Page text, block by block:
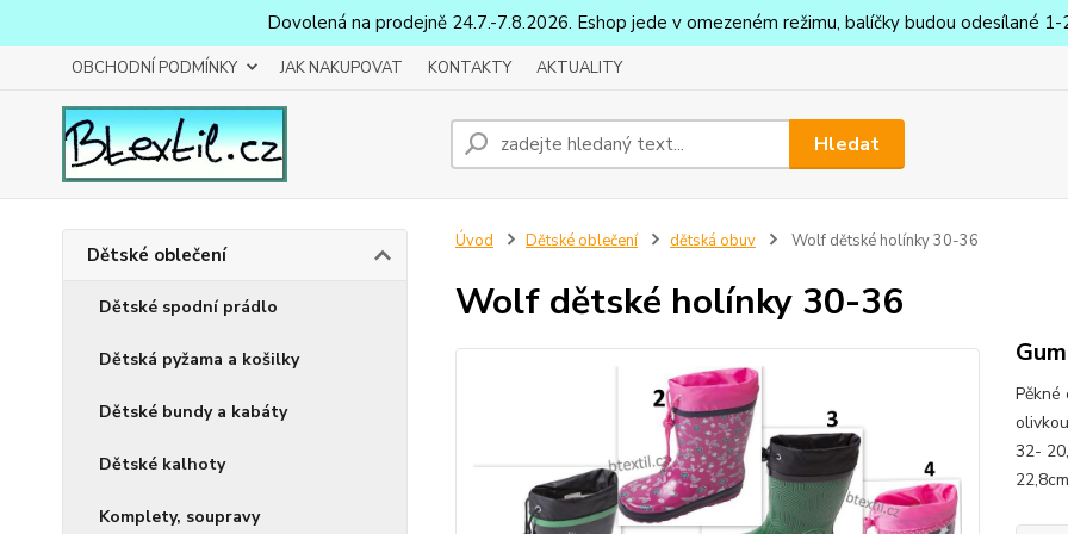
Dovolená na prodejně 24.7.-7.8.2026. Eshop jede v omezeném režimu, balíčky budou odesílané
OBCHODNÍ PODMÍNKY JAK NAKUPOVAT KONTAKTY AKTUALITY
Hledat
Dětské oblečení
Dětské spodní prádlo
Dětská pyžama a košilky
Dětské bundy a kabáty
Dětské kalhoty
Komplety, soupravy
Úvod Dětské oblečení dětská obuv Wolf dětské holínky 30-36
Wolf dětské holínky 30-36
32-